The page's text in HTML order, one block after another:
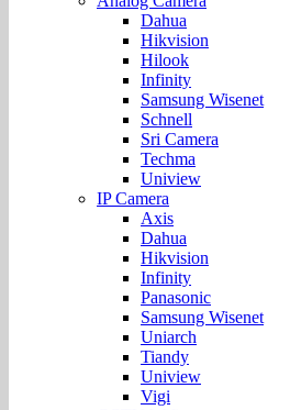
Dahua
Hikvision
Hilook
Infinity
Samsung Wisenet
Schnell
Sri Camera
Techma
Uniview
IP Camera
Axis
Dahua
Hikvision
Infinity
Panasonic
Samsung Wisenet
Uniarch
Tiandy
Uniview
Vigi